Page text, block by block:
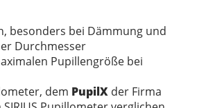
besonders bei Dämmung und
Durchmesser
Pupillengröße bei
dem PupilX der Firma